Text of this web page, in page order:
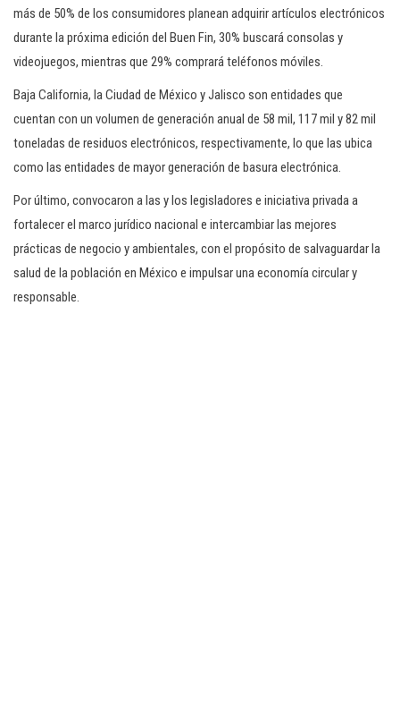
más de 50% de los consumidores planean adquirir artículos electrónicos
durante la próxima edición del Buen Fin, 30% buscará consolas y
videojuegos, mientras que 29% comprará teléfonos móviles.
Baja California, la Ciudad de México y Jalisco son entidades que
cuentan con un volumen de generación anual de 58 mil, 117 mil y 82 mil
toneladas de residuos electrónicos, respectivamente, lo que las ubica
como las entidades de mayor generación de basura electrónica.
Por último, convocaron a las y los legisladores e iniciativa privada a
fortalecer el marco jurídico nacional e intercambiar las mejores
prácticas de negocio y ambientales, con el propósito de salvaguardar la
salud de la población en México e impulsar una economía circular y
responsable.